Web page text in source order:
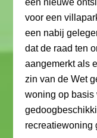
een nieuwe
voor een
een nabij
dat de raad ten
aangemerkt als
zin van de Wet
woning op basis
recreatiewoning